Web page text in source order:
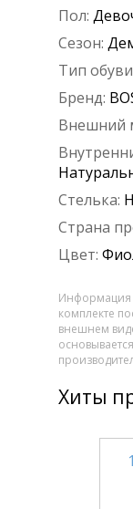
Пол:
Сезон:
Тип
Бренд:
Внешний
Стелька:
Страна
Цвет:
Информация
комплекте
внешнем
Хиты